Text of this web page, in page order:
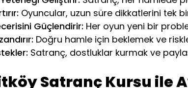
Oyuncular, uzun süre dikkatlerini tek
Güçlendirir: Her oyun yeni bir
Doğru hamle için beklemek ve
Satranç, dostluklar kurmak ve
Satranç Kursu ile